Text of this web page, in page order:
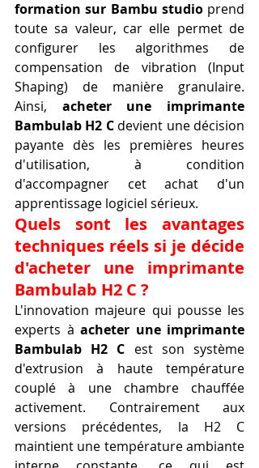
formation sur Bambu studio prend
toute sa valeur, car elle permet de
configurer les algorithmes de
compensation de vibration (Input
Shaping) de manière granulaire.
Ainsi, acheter une imprimante
Bambulab H2 C devient une décision
payante dès les premières heures
d'utilisation, à condition
d'accompagner cet achat d'un
apprentissage logiciel sérieux.
Quels sont les avantages
techniques réels si je décide
d'acheter une imprimante
Bambulab H2 C ?
L'innovation majeure qui pousse les
experts à acheter une imprimante
Bambulab H2 C est son système
d'extrusion à haute température
couplé à une chambre chauffée
activement. Contrairement aux
versions précédentes, la H2 C
maintient une température ambiante